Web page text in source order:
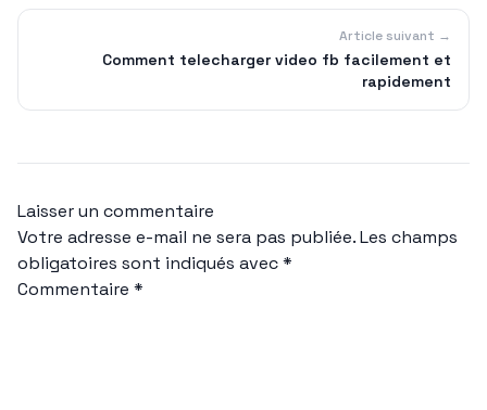
Article suivant →
Comment telecharger video fb facilement et
rapidement
Laisser un commentaire
Votre adresse e-mail ne sera pas publiée.Les champs
obligatoires sont indiqués avec*
Commentaire *